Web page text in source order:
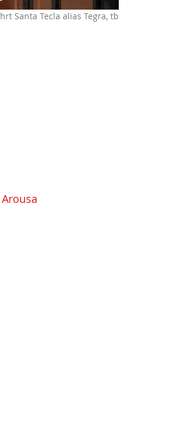
Santa Tecla alias Tegra, tb